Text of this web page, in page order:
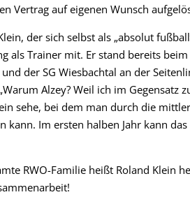
Vertrag auf eigenen Wunsch
der sich selbst als „absolut
als Trainer mit. Er stand bereits
und der SG Wiesbachtal an der
Alzey? Weil ich im Gegensatz
sehe, bei dem man durch die
kann. Im ersten halben Jahr kann
RWO-Familie heißt Roland Klein